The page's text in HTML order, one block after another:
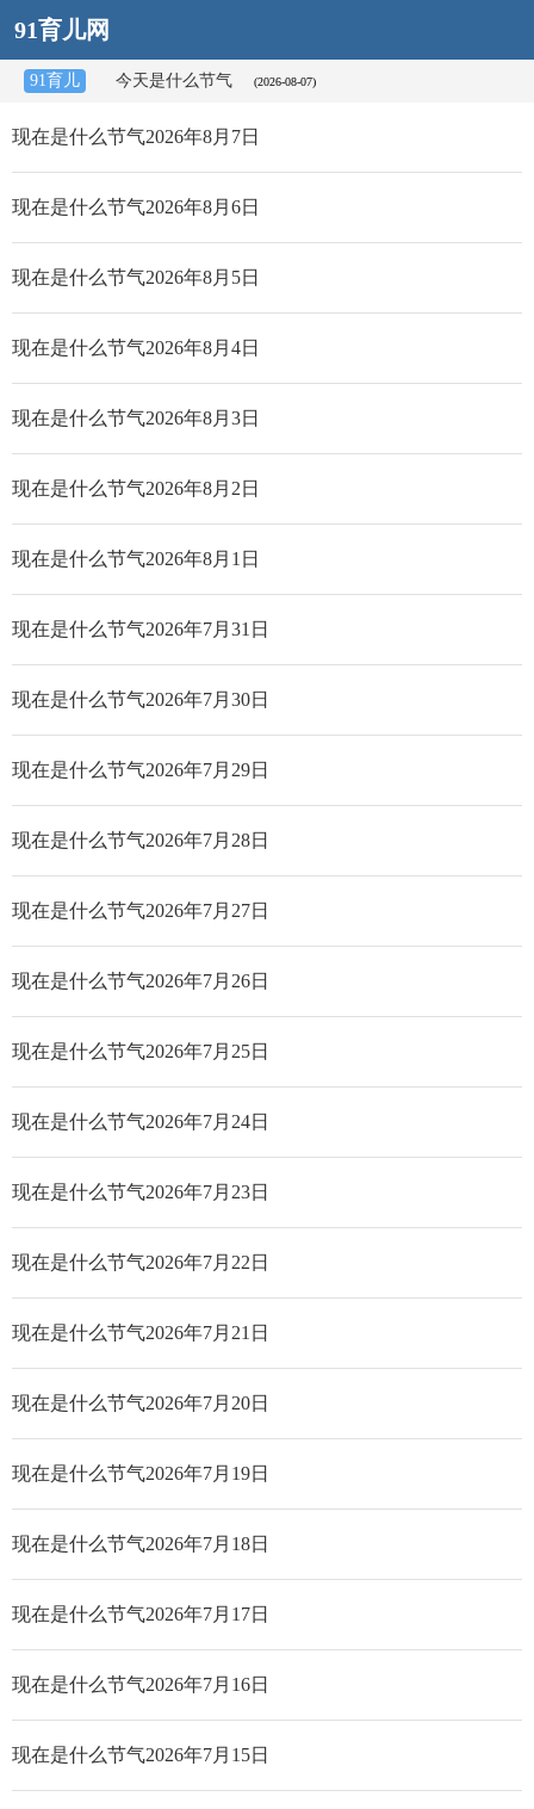
91育儿网
91育儿 今天是什么节气 (2026-08-07)
现在是什么节气2026年8月7日
现在是什么节气2026年8月6日
现在是什么节气2026年8月5日
现在是什么节气2026年8月4日
现在是什么节气2026年8月3日
现在是什么节气2026年8月2日
现在是什么节气2026年8月1日
现在是什么节气2026年7月31日
现在是什么节气2026年7月30日
现在是什么节气2026年7月29日
现在是什么节气2026年7月28日
现在是什么节气2026年7月27日
现在是什么节气2026年7月26日
现在是什么节气2026年7月25日
现在是什么节气2026年7月24日
现在是什么节气2026年7月23日
现在是什么节气2026年7月22日
现在是什么节气2026年7月21日
现在是什么节气2026年7月20日
现在是什么节气2026年7月19日
现在是什么节气2026年7月18日
现在是什么节气2026年7月17日
现在是什么节气2026年7月16日
现在是什么节气2026年7月15日